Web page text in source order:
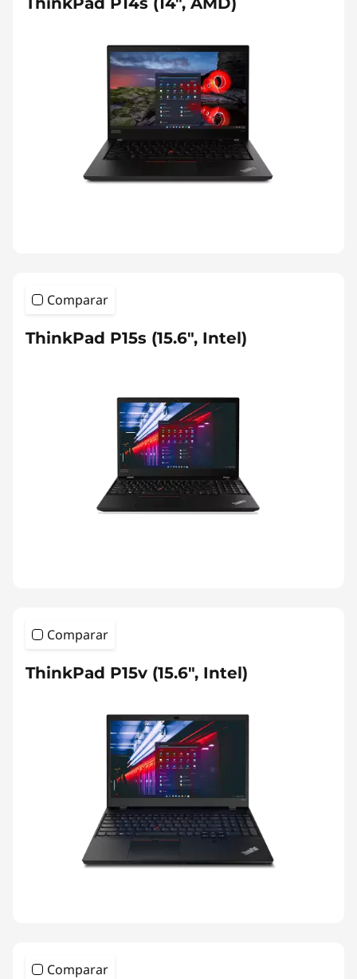
Comparar
ThinkPad P15s (15.6", Intel)
Comparar
ThinkPad P15v (15.6", Intel)
Comparar